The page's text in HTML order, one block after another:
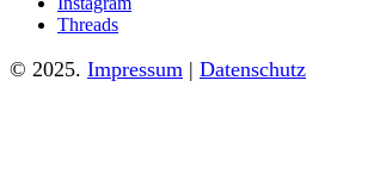
Threads
© 2025. Impressum | Datenschutz